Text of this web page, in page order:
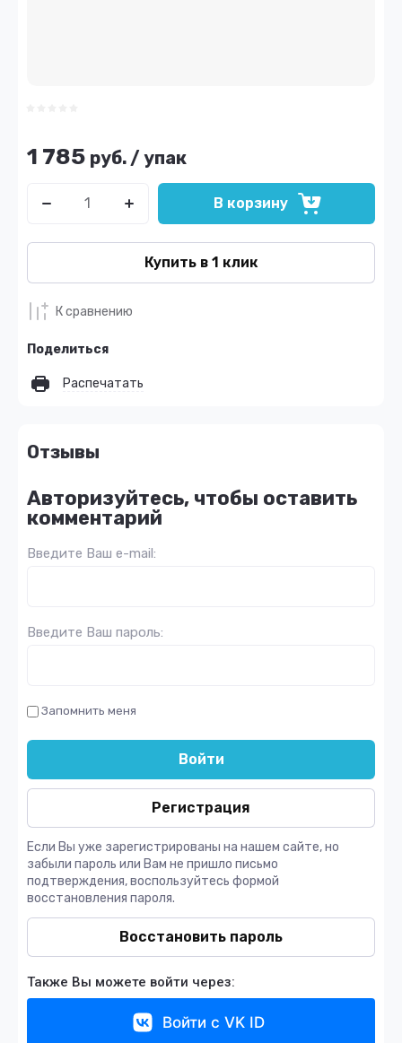
1 785 руб. /упак
В корзину
Купить в 1 клик
К сравнению
Поделиться
Распечатать
Отзывы
Авторизуйтесь, чтобы оставить
комментарий
Введите Ваш e-mail:
Введите Ваш пароль:
Запомнить меня
Войти
Регистрация
Если Вы уже зарегистрированы на нашем сайте, но
забыли пароль или Вам не пришло письмо
подтверждения, воспользуйтесь формой
восстановления пароля.
Восстановить пароль
Также Вы можете войти через:
Войти с VK ID